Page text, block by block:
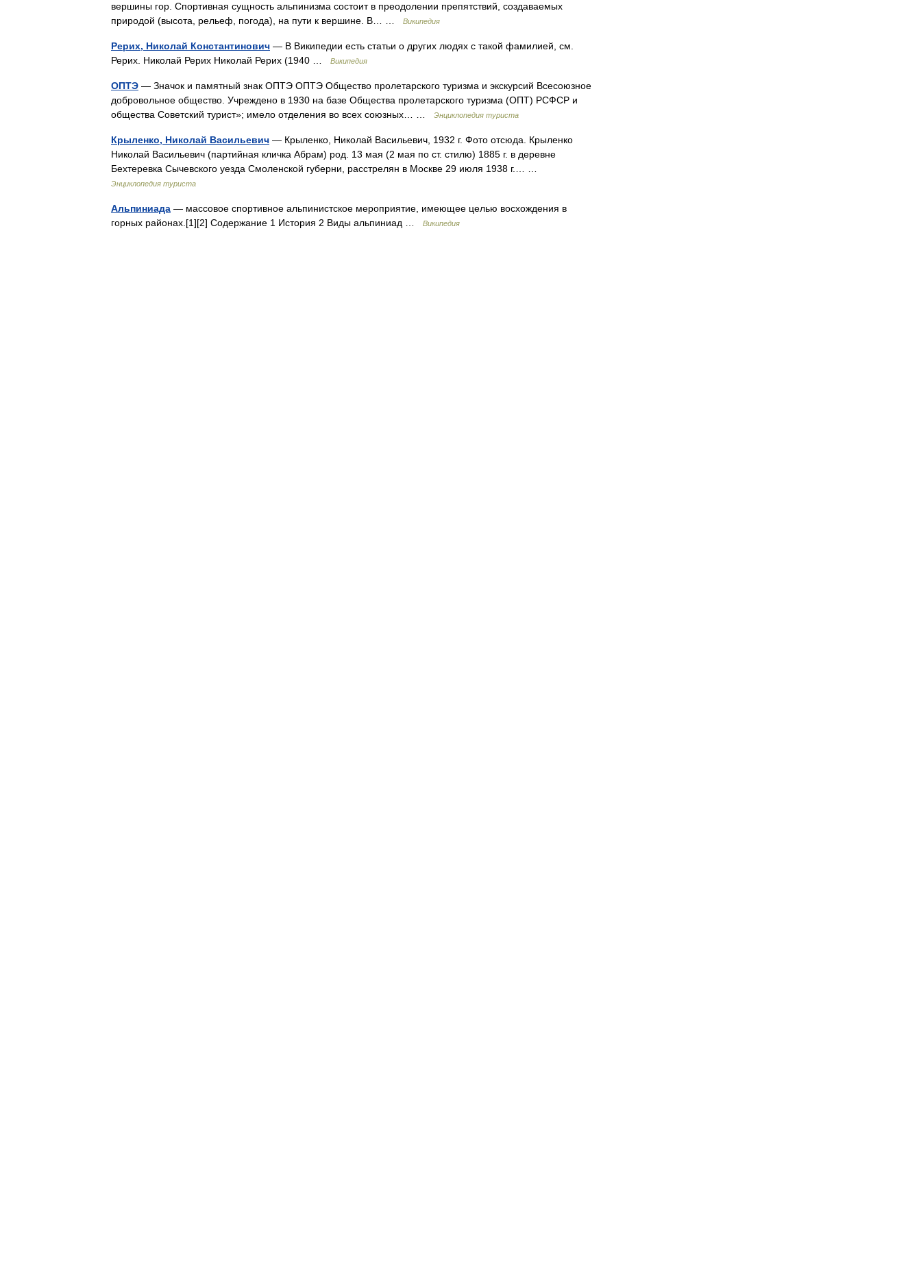
вершины гор. Спортивная сущность альпинизма состоит в преодолении препятствий, создаваемых
природой (высота, рельеф, погода), на пути к вершине. В… …
Википедия
Рерих, Николай Константинович — В Википедии есть статьи о других людях с такой фамилией, см.
Рерих. Николай Рерих Николай Рерих (1940 …
Википедия
ОПТЭ — Значок и памятный знак ОПТЭ ОПТЭ Общество пролетарского туризма и экскурсий Всесоюзное
добровольное общество. Учреждено в 1930 на базе Общества пролетарского туризма (ОПТ) РСФСР и
общества Советский турист»; имело отделения во всех союзных… …
Энциклопедия туриста
Крыленко, Николай Васильевич — Крыленко, Николай Васильевич, 1932 г. Фото отсюда. Крыленко
Николай Васильевич (партийная кличка Абрам) род. 13 мая (2 мая по ст. стилю) 1885 г. в деревне
Бехтеревка Сычевского уезда Смоленской губерни, расстрелян в Москве 29 июля 1938 г.… …
Энциклопедия туриста
Альпиниада — массовое спортивное альпинистское мероприятие, имеющее целью восхождения в
горных районах.[1][2] Содержание 1 История 2 Виды альпиниад …
Википедия